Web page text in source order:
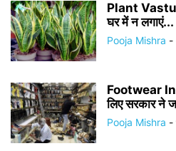
Plant Vastu
घर में न लगाएं...
Pooja Mishra -
Footwear
लिए सरकार ने
Pooja Mishra -